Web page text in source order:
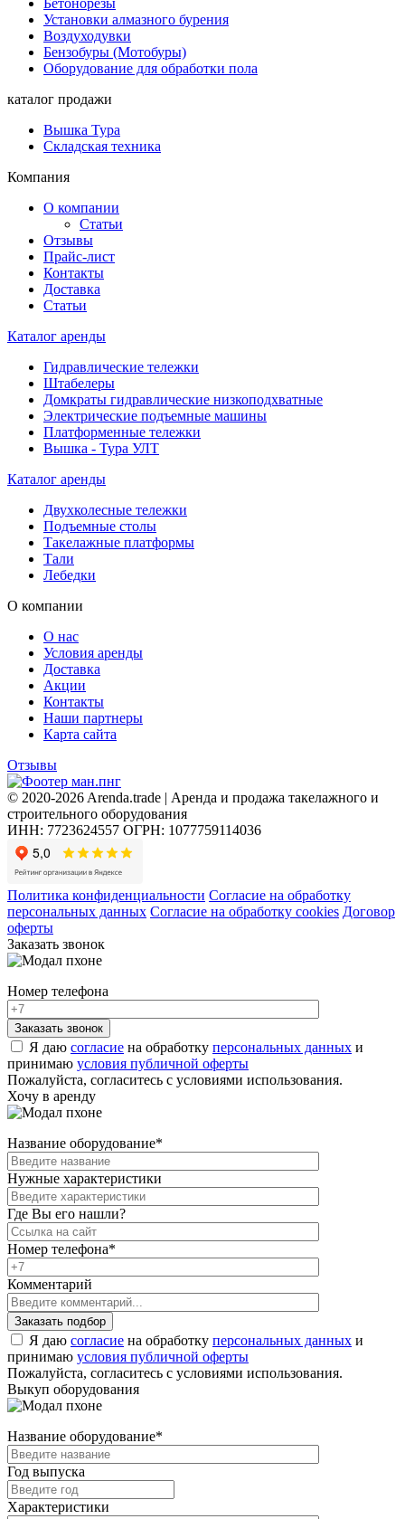
Бетонорезы
Установки алмазного бурения
Воздуходувки
Бензобуры (Мотобуры)
Оборудование для обработки пола
каталог продажи
Вышка Тура
Складская техника
Компания
О компании
Статьи
Отзывы
Прайс-лист
Контакты
Доставка
Статьи
Каталог аренды
Гидравлические тележки
Штабелеры
Домкраты гидравлические низкоподхватные
Электрические подъемные машины
Платформенные тележки
Вышка - Тура УЛТ
Каталог аренды
Двухколесные тележки
Подъемные столы
Такелажные платформы
Тали
Лебедки
О компании
О нас
Условия аренды
Доставка
Акции
Контакты
Наши партнеры
Карта сайта
Отзывы
© 2020-2026 Arenda.trade | Аренда и продажа такелажного и
строительного оборудования
ИНН: 7723624557 ОГРН: 1077759114036
Политика конфиденциальности Согласие на обработку
персональных данных Согласие на обработку cookies Договор
оферты
Заказать звонок
Номер телефона
Я даю согласие на обработку персональных данных и
принимаю условия публичной оферты
Пожалуйста, согласитесь с условиями использования.
Хочу в аренду
Название оборудование*
Нужные характеристики
Где Вы его нашли?
Номер телефона*
Комментарий
Я даю согласие на обработку персональных данных и
принимаю условия публичной оферты
Пожалуйста, согласитесь с условиями использования.
Выкуп оборудования
Название оборудование*
Год выпуска
Характеристики